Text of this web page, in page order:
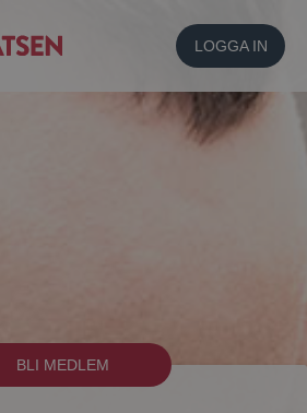
LOGGA IN
BLI MEDLEM